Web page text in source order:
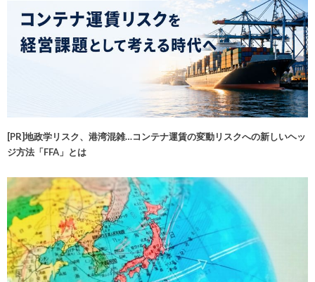
[PR]地政学リスク、港湾混雑…コンテナ運賃の変動リスクへの新しいヘッ
ジ方法「FFA」とは